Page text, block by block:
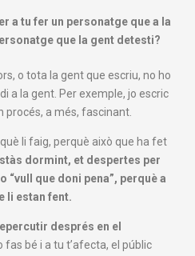
a tu fer un personatge que a la
que la gent detesti?
o tota la gent que escriu, no ho
a la gent. Per exemple, jo escric
procés, a més, fascinant.
li faig, perquè això que ha fet
dormint, et despertes per
“vull que doni pena”, perquè a
li estan fent.
després en el
fas bé i a tu t’afecta, el públic